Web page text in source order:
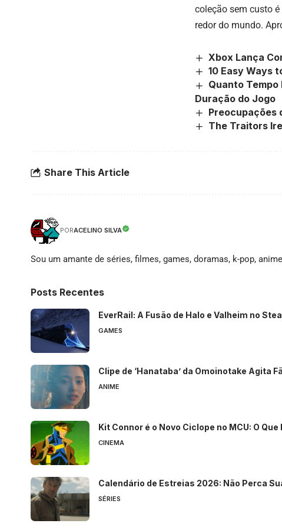
coleção sem custo
redor do mundo.
Xbox Lança
10 Easy Ways
Quanto Tempo
Duração do Jogo
Preocupações
The Traitors
Share This Article
PORACELINO SILVA
Sou um amante de séries, filmes, games, doramas, k-pop,
Posts Recentes
EverRail: A Fusão de Halo e Valheim no
GAMES
Clipe de ‘Hanataba’ da Omoinotake Agita
ANIME
Kit Connor é o Novo Ciclope no MCU: O Que
CINEMA
Calendário de Estreias 2026: Não Perca
SÉRIES